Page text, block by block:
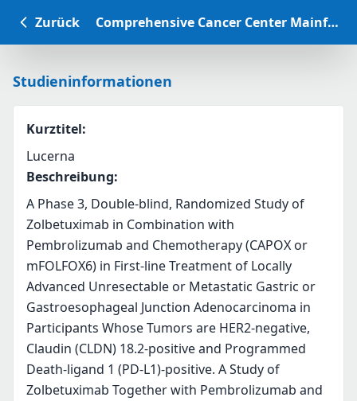
Zurück Comprehensive Cancer Center Mainfranken Studiendatenbank
Studieninformationen
Kurztitel:
Lucerna
Beschreibung:
A Phase 3, Double-blind, Randomized Study of
Zolbetuximab in Combination with
Pembrolizumab and Chemotherapy (CAPOX or
mFOLFOX6) in First-line Treatment of Locally
Advanced Unresectable or Metastatic Gastric or
Gastroesophageal Junction Adenocarcinoma in
Participants Whose Tumors are HER2-negative,
Claudin (CLDN) 18.2-positive and Programmed
Death-ligand 1 (PD-L1)-positive. A Study of
Zolbetuximab Together with Pembrolizumab and